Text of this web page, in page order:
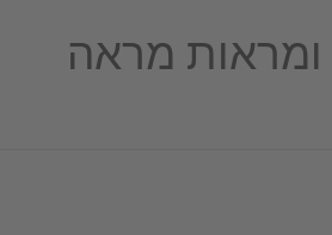
מראה